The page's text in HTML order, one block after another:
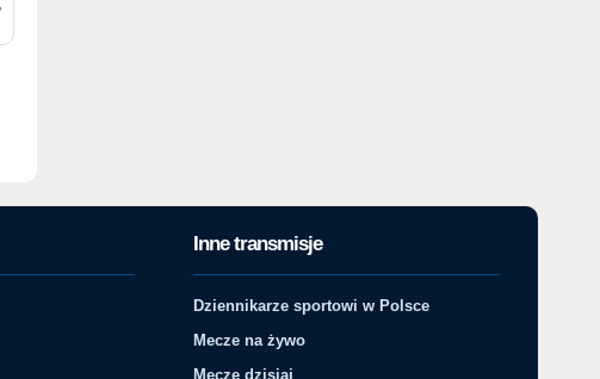
Inne transmisje
Dziennikarze sportowi w Polsce
Mecze na żywo
Mecze dzisiaj